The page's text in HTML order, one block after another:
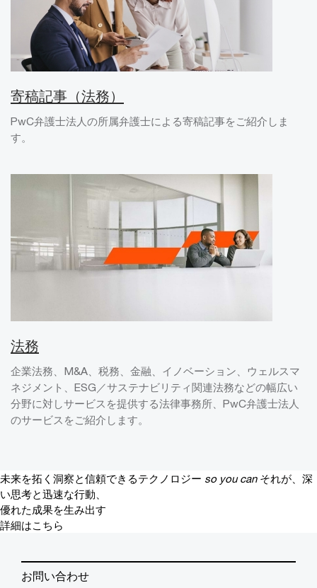
寄稿記事（法務）
PwC弁護士法人の所属弁護士による寄稿記事をご紹介しま
す。
法務
企業法務、M&A、税務、金融、イノベーション、ウェルスマ
ネジメント、ESG／サステナビリティ関連法務などの幅広い
分野に対しサービスを提供する法律事務所、PwC弁護士法人
のサービスをご紹介します。
未来を拓く洞察と信頼できるテクノロジー so you can それが、深
い思考と迅速な行動、
優れた成果を生み出す
詳細はこちら
お問い合わせ